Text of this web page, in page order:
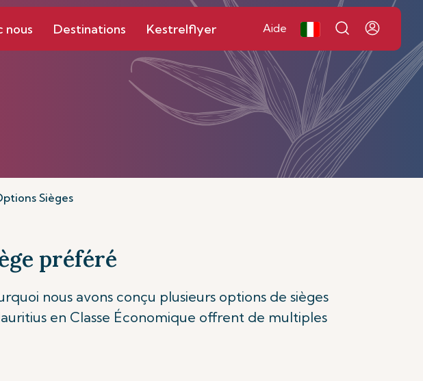
nous Destinations Kestrelflyer Aide
Sièges
préféré
nous avons conçu plusieurs options de sièges
en Classe Économique offrent de multiples